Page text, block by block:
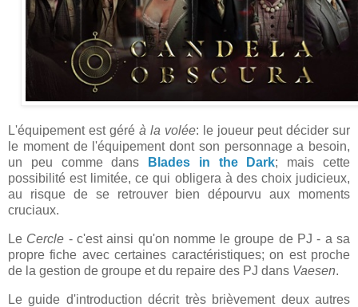
L'équipement est géré à la volée: le joueur peut décider sur
le moment de l'équipement dont son personnage a besoin,
un peu comme dans
Blades in the Dark; mais cette
possibilité est limitée, ce qui obligera à des choix judicieux,
au risque de se retrouver bien dépourvu aux moments
cruciaux.
Le Cercle - c'est ainsi qu'on nomme le groupe de PJ - a sa
propre fiche avec certaines caractéristiques; on est proche
de la gestion de groupe et du repaire des PJ dans Vaesen.
Le guide d'introduction décrit très brièvement deux autres